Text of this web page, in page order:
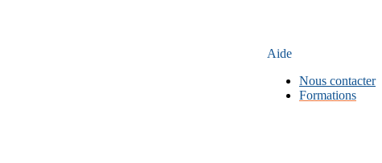
Aide
Nous contacter
Formations